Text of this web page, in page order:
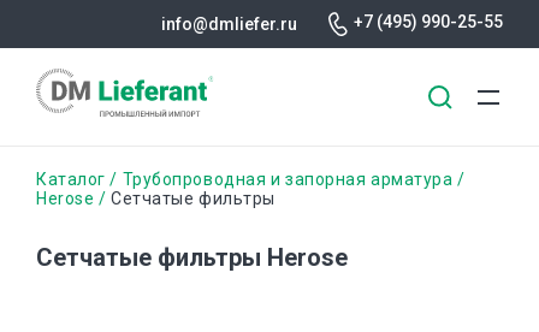
содержанию
info@dmliefer.ru +7 (495) 990-25-55
Строка
Каталог
Трубопроводная и запорная арматура
Herose
Сетчатые фильтры
Сетчатые фильтры Herose